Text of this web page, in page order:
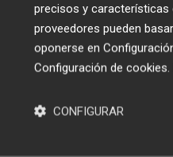
80 que ahora. Incluso
en octubre y no tienes
que solamente
no es impedir que
Son monstruos
precisos y características
proveedores pueden
oponerse en
Configuración de cookies.
CONFIGURAR